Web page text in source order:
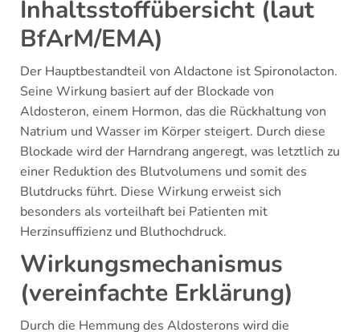
Inhaltsstoffübersicht (laut
BfArM/EMA)
Der Hauptbestandteil von Aldactone ist Spironolacton.
Seine Wirkung basiert auf der Blockade von
Aldosteron, einem Hormon, das die Rückhaltung von
Natrium und Wasser im Körper steigert. Durch diese
Blockade wird der Harndrang angeregt, was letztlich zu
einer Reduktion des Blutvolumens und somit des
Blutdrucks führt. Diese Wirkung erweist sich
besonders als vorteilhaft bei Patienten mit
Herzinsuffizienz und Bluthochdruck.
Wirkungsmechanismus
(vereinfachte Erklärung)
Durch die Hemmung des Aldosterons wird die